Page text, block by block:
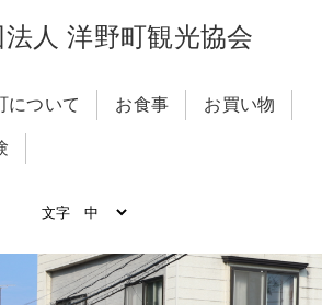
人 洋野町観光協会
について お食事 お買い物